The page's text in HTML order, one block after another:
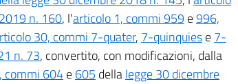
n. 160, l'articolo 1, commi 959 e996,
30, commi 7-quater, 7-quinquiese7-
n. 73, convertito, con modificazioni, dalla
commi 604e605 dellalegge 30 dicembre